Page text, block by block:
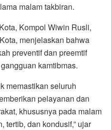
malam takbiran.
Kompol Wiwin Rusli,
menjelaskan bahwa
preventif dan preemtif
kamtibmas.
memastikan seluruh
pelayanan dan
khususnya pada malam
tertib, dan kondusif,” ujar